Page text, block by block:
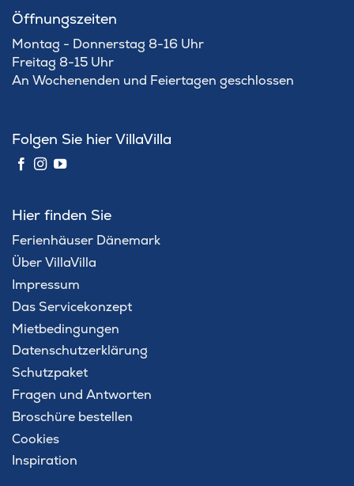
Öffnungszeiten
Montag - Donnerstag 8-16 Uhr
Freitag 8-15 Uhr
An Wochenenden und Feiertagen geschlossen
Folgen Sie hier VillaVilla
Hier finden Sie
Ferienhäuser Dänemark
Über VillaVilla
Impressum
Das Servicekonzept
Mietbedingungen
Datenschutzerklärung
Schutzpaket
Fragen und Antworten
Broschüre bestellen
Cookies
Inspiration